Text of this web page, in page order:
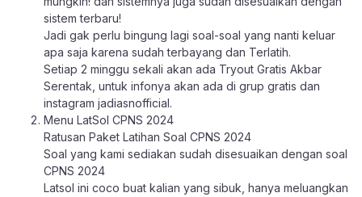
sistem terbaru!
Jadi gak perlu bingung lagi soal-soal yang nanti keluar
apa saja karena sudah terbayang dan Terlatih.
Setiap 2 minggu sekali akan ada Tryout Gratis Akbar
Serentak, untuk infonya akan ada di grup gratis dan
instagram jadiasnofficial.
Menu LatSol CPNS 2024
Ratusan Paket Latihan Soal CPNS 2024
Soal yang kami sediakan sudah disesuaikan dengan soal
CPNS 2024
Latsol ini coco buat kalian yang sibuk, hanya meluangkan